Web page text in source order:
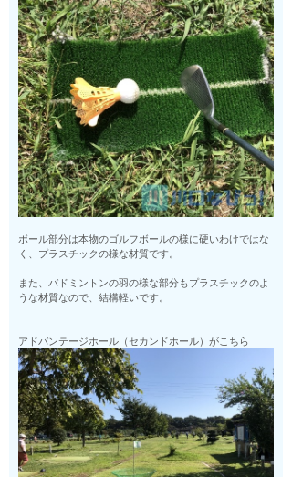
ボール部分は本物のゴルフボールの様に硬いわけではな
く、プラスチックの様な材質です。
また、バドミントンの羽の様な部分もプラスチックのよ
うな材質なので、結構軽いです。
アドバンテージホール（セカンドホール）がこちら